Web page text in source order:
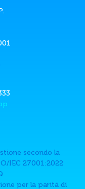
secondo la
IEC 27001:2022
per la paritá di